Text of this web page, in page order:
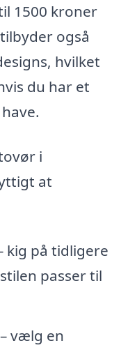
1500 kroner
også
hvilket
du har et
i
at
kig på tidligere
passer til
vælg en